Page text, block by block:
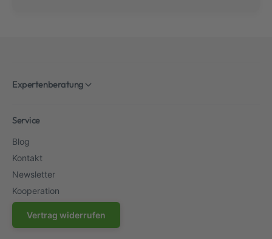
Expertenberatung
Service
Blog
Kontakt
Newsletter
Kooperation
Vertrag widerrufen